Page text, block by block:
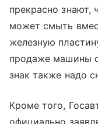
прекрасно знают,
может смыть
железную
продаже машины
знак также надо
Кроме того,